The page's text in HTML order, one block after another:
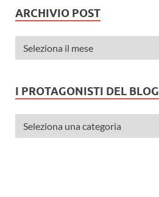
ARCHIVIO POST
I PROTAGONISTI DEL BLOG